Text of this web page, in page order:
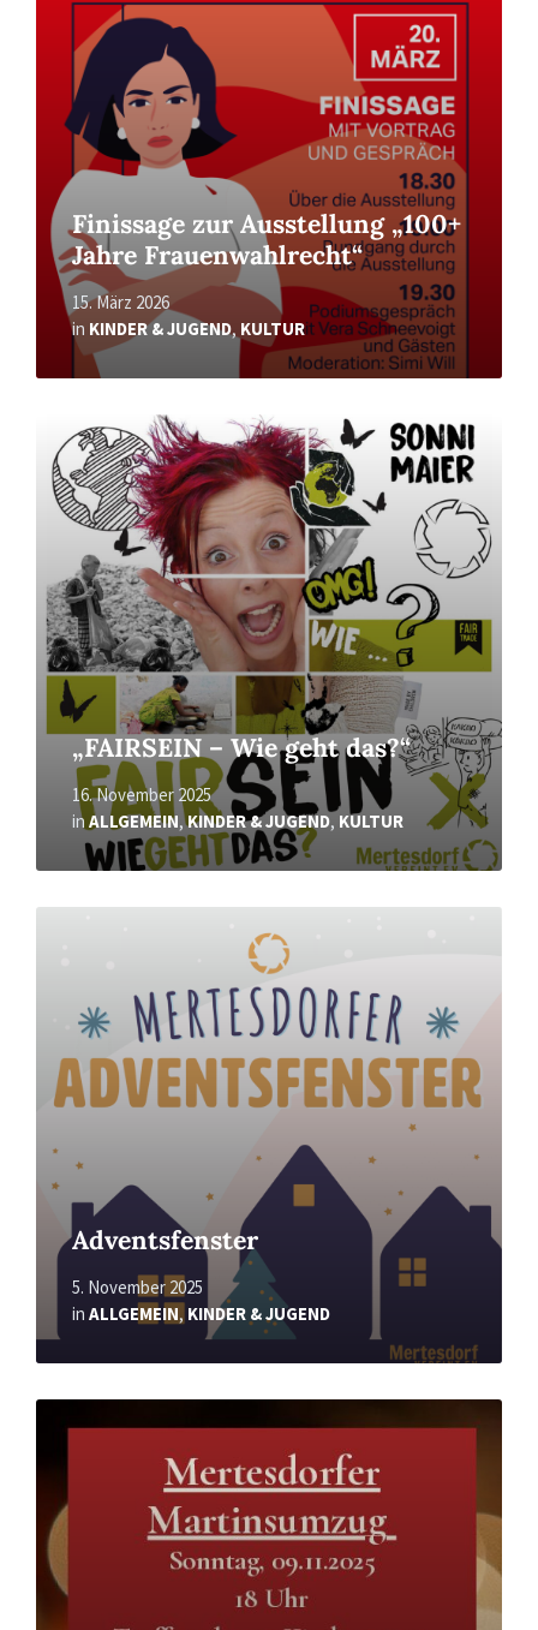
Finissage zur Ausstellung „100+
Jahre Frauenwahlrecht“
15. März 2026
in KINDER & JUGEND, KULTUR
„FAIRSEIN – Wie geht das?“
16. November 2025
in ALLGEMEIN,KINDER & JUGEND, KULTUR
More
Adventsfenster
5. November 2025
in ALLGEMEIN, KINDER & JUGEND
Read
Read
More